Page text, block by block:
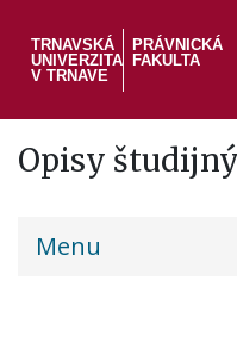
hlavný
TRNAVSKÁ
UNIVERZITA
V TRNAVE
PRÁVNICKÁ
FAKULTA
Opisy
PF
Menu